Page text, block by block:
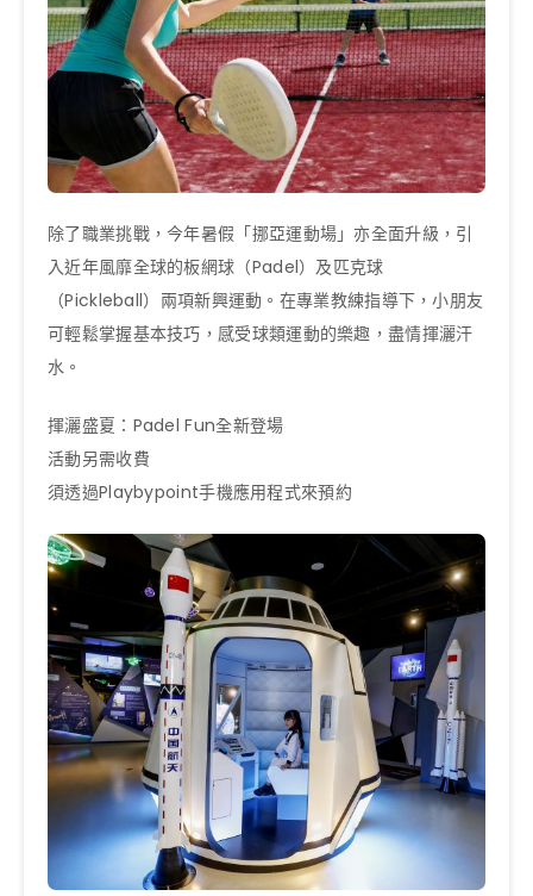
除了職業挑戰，今年暑假「挪亞運動場」亦全面升級，引
入近年風靡全球的板網球（Padel）及匹克球
（Pickleball）兩項新興運動。在專業教練指導下，小朋友
可輕鬆掌握基本技巧，感受球類運動的樂趣，盡情揮灑汗
水。
揮灑盛夏：Padel Fun全新登場
活動另需收費
須透過Playbypoint手機應用程式來預約